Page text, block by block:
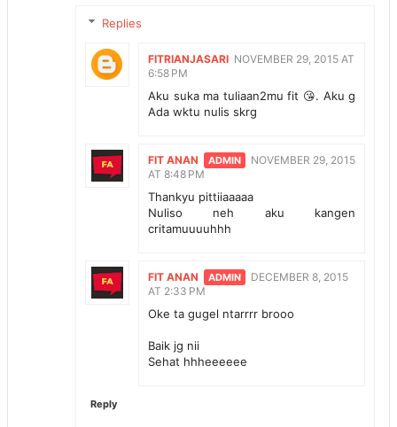
Replies
FITRIANJASARI NOVEMBER 29, 2015 AT
6:58 PM
Aku suka ma tuliaan2mu fit 😘. Aku g
Ada wktu nulis skrg
FIT ANAN
NOVEMBER 29, 2015
AT 8:48 PM
Thankyu pittiiaaaaa
Nuliso neh aku kangen
critamuuuuhhh
FIT ANAN
DECEMBER 8, 2015
AT 2:33 PM
Oke ta gugel ntarrrr brooo
Baik jg nii
Sehat hhheeeeee
Reply